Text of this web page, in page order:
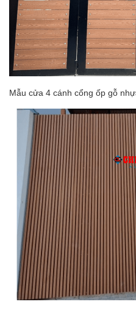
Mẫu cửa 4 cánh cổng ốp gỗ